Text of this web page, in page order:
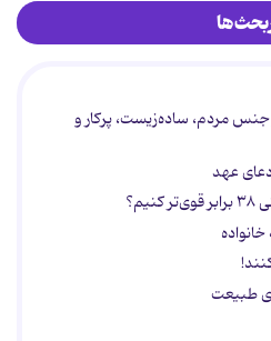
مردم، ساده‌زیست، پرکار و
عهد
طبیعت